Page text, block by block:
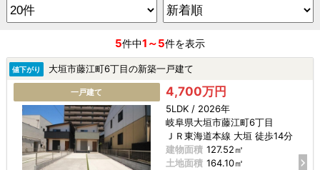
5件中1～5件を表示
値下がり 大垣市藤江町6丁目の新築一戸建て
一戸建て 4,700万円
5LDK / 2026年
岐阜県大垣市藤江町6丁目
ＪＲ東海道本線 大垣 徒歩14分
建物面積 127.52㎡
土地面積 164.10㎡